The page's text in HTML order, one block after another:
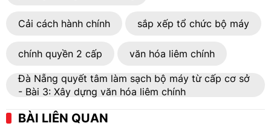
Cải cách hành chính sắp xếp tổ chức bộ máy
chính quyền 2 cấp văn hóa liêm chính
Đà Nẵng quyết tâm làm sạch bộ máy từ cấp cơ sở
- Bài 3: Xây dựng văn hóa liêm chính
BÀI LIÊN QUAN